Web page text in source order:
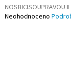
NOSBICISOUPRAVOU II
Průměrné
Neohodnoceno